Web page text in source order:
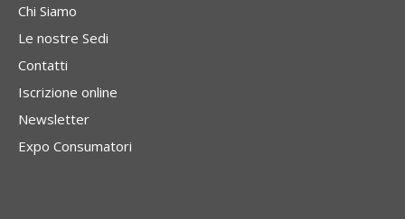
Chi Siamo
Le nostre Sedi
Contatti
Iscrizione online
Newsletter
Expo Consumatori